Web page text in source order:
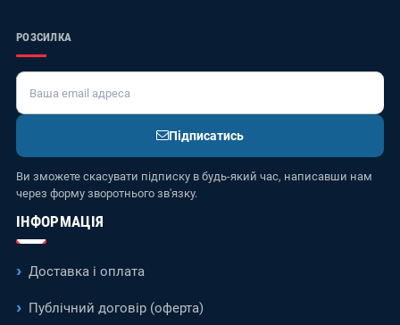
РОЗСИЛКА
Підписатись
Ви зможете скасувати підписку в будь-який час, написавши нам
через форму зворотнього зв'язку.
ІНФОРМАЦІЯ
Доставка і оплата
Публічний договір (оферта)